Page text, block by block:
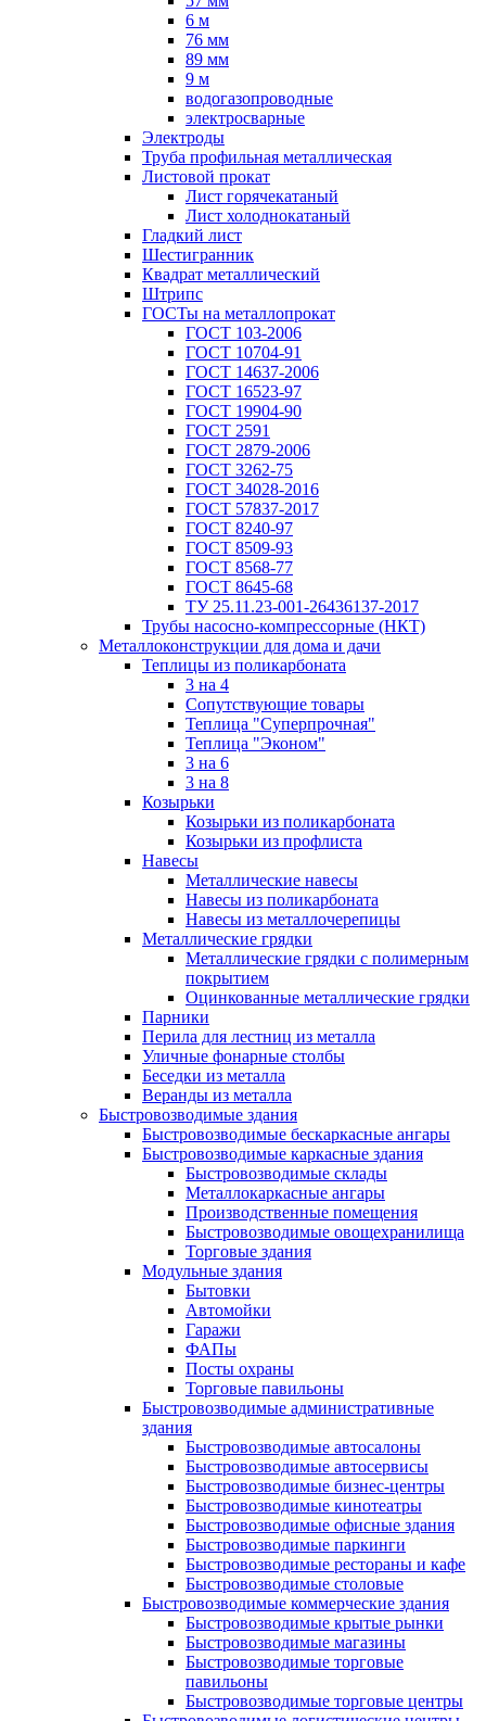
6 м
76 мм
89 мм
9 м
водогазопроводные
электросварные
Электроды
Труба профильная металлическая
Листовой прокат
Лист горячекатаный
Лист холоднокатаный
Гладкий лист
Шестигранник
Квадрат металлический
Штрипс
ГОСТы на металлопрокат
ГОСТ 103-2006
ГОСТ 10704-91
ГОСТ 14637-2006
ГОСТ 16523-97
ГОСТ 19904-90
ГОСТ 2591
ГОСТ 2879-2006
ГОСТ 3262-75
ГОСТ 34028-2016
ГОСТ 57837-2017
ГОСТ 8240-97
ГОСТ 8509-93
ГОСТ 8568-77
ГОСТ 8645-68
ТУ 25.11.23-001-26436137-2017
Трубы насосно-компрессорные (НКТ)
Металлоконструкции для дома и дачи
Теплицы из поликарбоната
3 на 4
Сопутствующие товары
Теплица "Суперпрочная"
Теплица "Эконом"
3 на 6
3 на 8
Козырьки
Козырьки из поликарбоната
Козырьки из профлиста
Навесы
Металлические навесы
Навесы из поликарбоната
Навесы из металлочерепицы
Металлические грядки
Металлические грядки с полимерным
покрытием
Оцинкованные металлические грядки
Парники
Перила для лестниц из металла
Уличные фонарные столбы
Беседки из металла
Веранды из металла
Быстровозводимые здания
Быстровозводимые бескаркасные ангары
Быстровозводимые каркасные здания
Быстровозводимые склады
Металлокаркасные ангары
Производственные помещения
Быстровозводимые овощехранилища
Торговые здания
Модульные здания
Бытовки
Автомойки
Гаражи
ФАПы
Посты охраны
Торговые павильоны
Быстровозводимые административные
здания
Быстровозводимые автосалоны
Быстровозводимые автосервисы
Быстровозводимые бизнес-центры
Быстровозводимые кинотеатры
Быстровозводимые офисные здания
Быстровозводимые паркинги
Быстровозводимые рестораны и кафе
Быстровозводимые столовые
Быстровозводимые коммерческие здания
Быстровозводимые крытые рынки
Быстровозводимые магазины
Быстровозводимые торговые
павильоны
Быстровозводимые торговые центры